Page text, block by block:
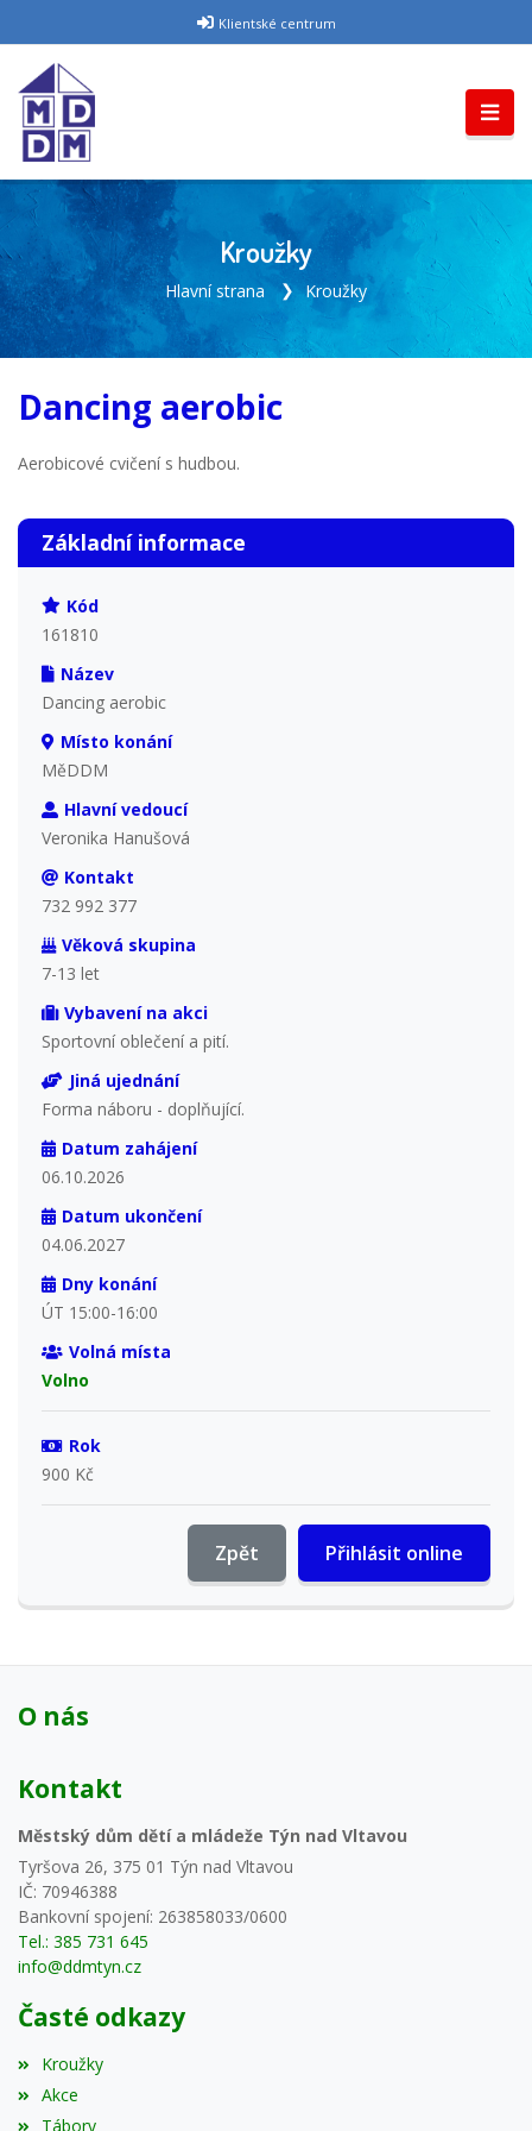
Klientské centrum
Kroužky
Hlavní strana Kroužky
Dancing aerobic
Aerobicové cvičení s hudbou.
Základní informace
Kód
161810
Název
Dancing aerobic
Místo konání
MěDDM
Hlavní vedoucí
Veronika Hanušová
Kontakt
732 992 377
Věková skupina
7-13 let
Vybavení na akci
Sportovní oblečení a pití.
Jiná ujednání
Forma náboru - doplňující.
Datum zahájení
06.10.2026
Datum ukončení
04.06.2027
Dny konání
ÚT 15:00-16:00
Volná místa
Volno
Rok
900 Kč
Přihlásit online
Zpět
O nás
Kontakt
Městský dům dětí a mládeže Týn nad Vltavou
Tyršova 26, 375 01 Týn nad Vltavou
IČ: 70946388
Bankovní spojení: 263858033/0600
Tel.: 385 731 645
info@ddmtyn.cz
Časté odkazy
Kroužky
Akce
Tábory